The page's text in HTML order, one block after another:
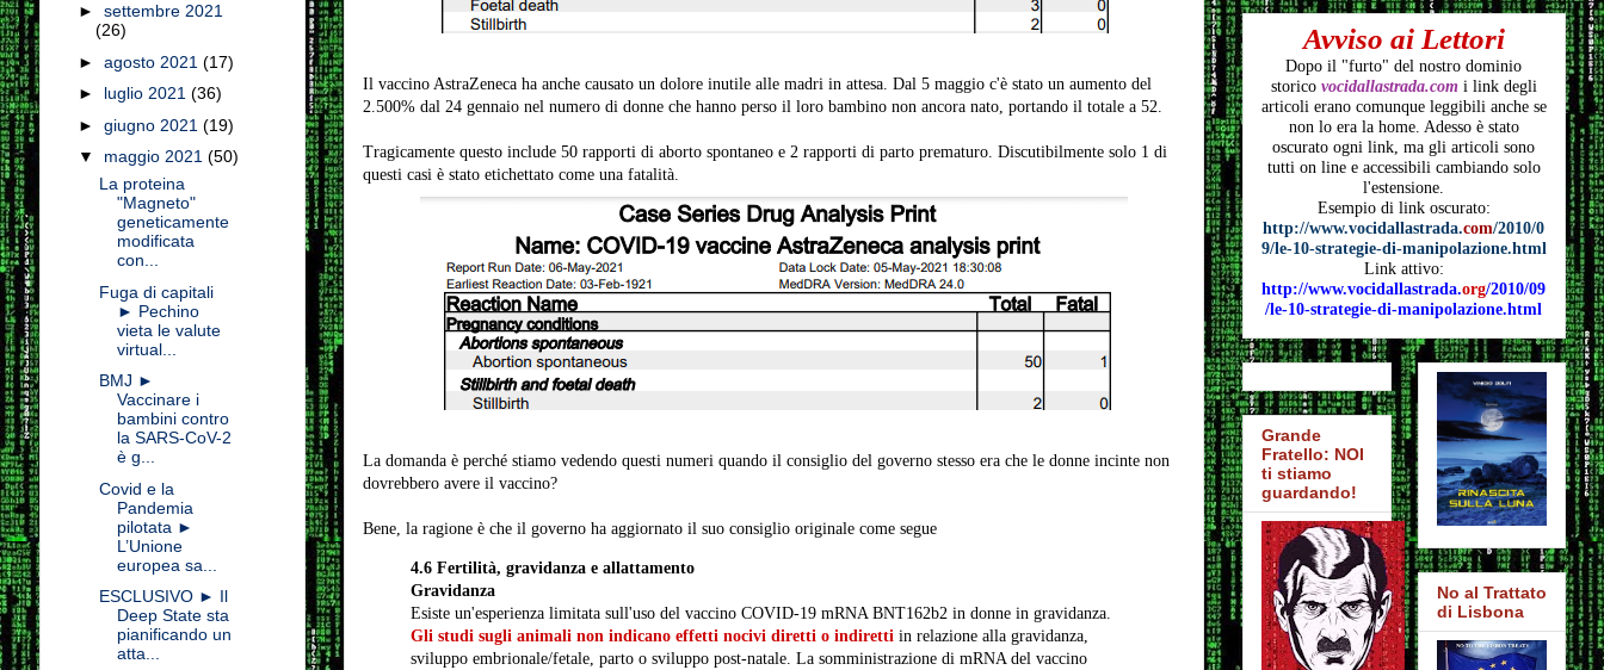
Il vaccino AstraZeneca ha anche causato un dolore inutile alle madri in attesa. Dal 5 maggio c'è stato un aumento del
2.500% dal 24 gennaio nel numero di donne che hanno perso il loro bambino non ancora nato, portando il totale a 52.
Tragicamente questo include 50 rapporti di aborto spontaneo e 2 rapporti di parto prematuro. Discutibilmente solo 1 di
questi casi è stato etichettato come una fatalità.
La domanda è perché stiamo vedendo questi numeri quando il consiglio del governo stesso era che le donne incinte non
dovrebbero avere il vaccino?
Bene, la ragione è che il governo ha aggiornato il suo consiglio originale come segue
4.6 Fertilità, gravidanza e allattamento
Gravidanza
Esiste un'esperienza limitata sull'uso del vaccino COVID-19 mRNA BNT162b2 in donne in gravidanza.
Gli studi sugli animali non indicano effetti nocivi diretti o indirettiin relazione alla gravidanza,
sviluppo embrionale/fetale, parto o sviluppo post-natale. La somministrazione di mRNA del vaccino
►settembre 2021
(26)
►agosto 2021(17)
► luglio 2021(36)
►giugno 2021(19)
▼ maggio 2021(50)
La proteina
"Magneto"
geneticamente
modificata
con...
Fuga di capitali
► Pechino
vieta le valute
virtual...
BMJ ►
Vaccinare i
bambini contro
la SARS-CoV-2
è g...
Covid e la
Pandemia
pilotata ►
L’Unione
europea sa...
ESCLUSIVO ► Il
Deep State sta
pianificando un
atta...
Avviso ai Lettori
Dopo il "furto" del nostro dominio
storico vocidallastrada.comi link degli
articoli erano comunque leggibili anche se
non lo era la home. Adesso è stato
oscurato ogni link, ma gli articoli sono
tutti on line e accessibili cambiando solo
l'estensione.
Esempio di link oscurato:
http://www.vocidallastrada.com/2010/0
9/le-10-strategie-di-manipolazione.html
Link attivo:
http://www.vocidallastrada.org/2010/09
/le-10-strategie-di-manipolazione.html
Grande
Fratello: NOI
ti stiamo
guardando!
No al Trattato
di Lisbona